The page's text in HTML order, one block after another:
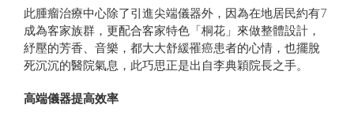
此腫瘤治療中心除了引進尖端儀器外，因為在地居民約有7
成為客家族群，更配合客家特色「桐花」來做整體設計，
紓壓的芳香、音樂，都大大舒緩罹癌患者的心情，也擺脫
死沉沉的醫院氣息，此巧思正是出自李典穎院長之手。
高端儀器提高效率